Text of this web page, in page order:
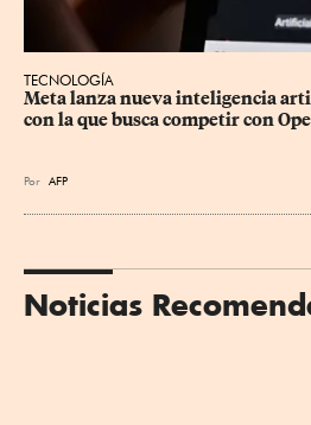
TECNOLOGÍA
Meta lanza nueva inteligencia
con la que busca competir con
Por AFP
Noticias